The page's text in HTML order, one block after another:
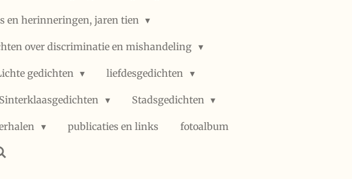
en herinneringen, jaren tien
over discriminatie en mishandeling
gedichten liefdesgedichten
Sinterklaasgedichten Stadsgedichten
publicaties en links fotoalbum